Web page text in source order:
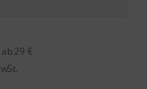
29 €